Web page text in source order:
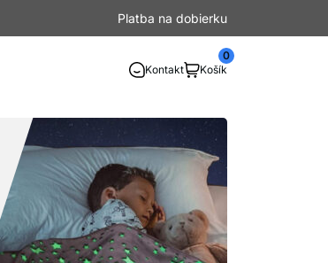
Platba na dobierku
Kontakt Košík
0